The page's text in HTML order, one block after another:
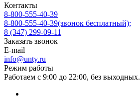
Контакты
8-800-555-40-39
8-800-555-40-39(звонок бесплатный);
8 (347) 299-09-11
Заказать звонок
E-mail
info@unty.ru
Режим работы
Работаем с 9:00 до 22:00, без выходных.